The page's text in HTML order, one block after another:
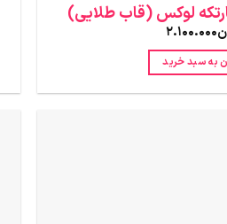
لوکس (قاب طلایی)
2.100.000
به سبد خرید